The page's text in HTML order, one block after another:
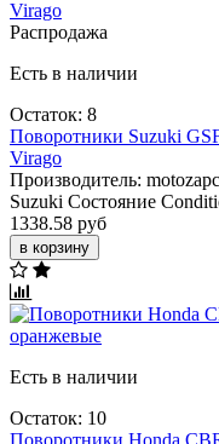
Распродажа
Есть в наличии
Остаток: 8
Поворотники Suzuki
Virago
Производитель:
Suzuki Состояние
1338.58 руб
в корзину
Есть в наличии
Остаток: 10
Поворотники Honda